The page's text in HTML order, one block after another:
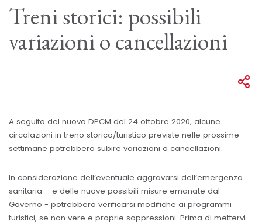
Treni storici: possibili
variazioni o cancellazioni
A seguito del nuovo DPCM del 24 ottobre 2020, alcune
circolazioni in treno storico/turistico previste nelle prossime
settimane potrebbero subire variazioni o cancellazioni.
In considerazione dell’eventuale aggravarsi dell’emergenza
sanitaria – e delle nuove possibili misure emanate dal
Governo - potrebbero verificarsi modifiche ai programmi
turistici, se non vere e proprie soppressioni. Prima di mettervi